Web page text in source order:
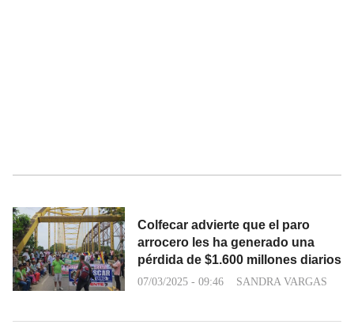
Colfecar advierte que el paro
arrocero les ha generado una
pérdida de $1.600 millones diarios
07/03/2025 - 09:46 SANDRA VARGAS